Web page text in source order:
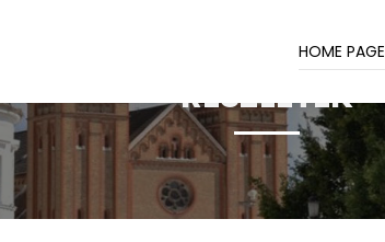
HOME PAGE
RÉSZLETEK